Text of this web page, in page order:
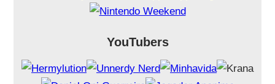
YouTubers